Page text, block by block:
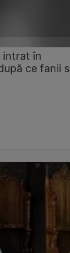
intrat în
ce fanii